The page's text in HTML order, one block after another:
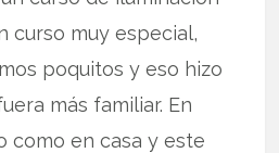
curso muy especial,
poquitos y eso hizo
más familiar. En
como en casa y este